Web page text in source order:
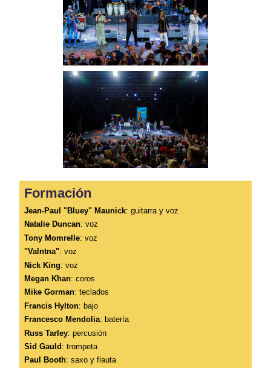
Formación
Jean-Paul "Bluey" Maunick: guitarra y voz
Natalie Duncan: voz
Tony Momrelle: voz
"Valntna": voz
Nick King: voz
Megan Khan: coros
Mike Gorman: teclados
Francis Hylton: bajo
Francesco Mendolia: batería
Russ Tarley: percusión
Sid Gauld : trompeta
Paul Booth: saxo y flauta